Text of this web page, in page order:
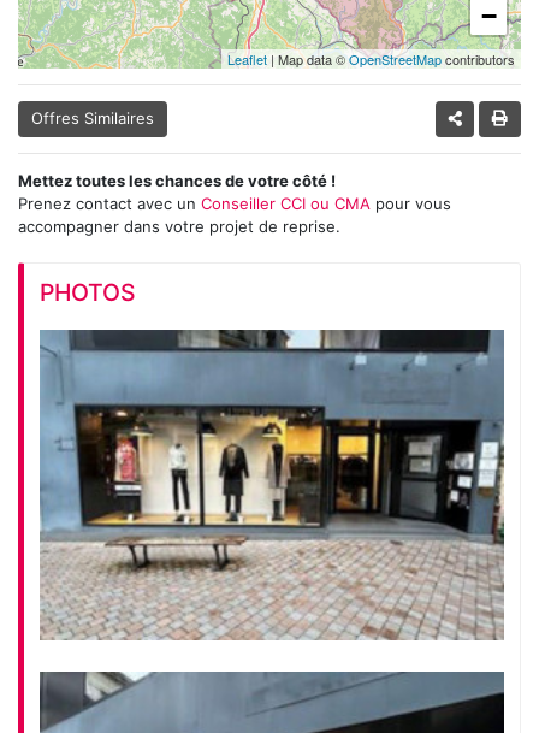
−
Leaflet | Map data ©OpenStreetMapcontributors
Offres Similaires
Mettez toutes les chances de votre côté !
Prenez contact avec un Conseiller CCI ou CMA pour vous
accompagner dans votre projet de reprise.
PHOTOS